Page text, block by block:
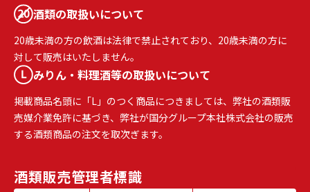
酒類の取扱いについて
20歳未満の方の飲酒は法律で禁止されており、20歳未満の方に
対して販売はいたしません。
みりん・料理酒等の取扱いについて
掲載商品名頭に「L」のつく商品につきましては、弊社の酒類販
売媒介業免許に基づき、弊社が国分グループ本社株式会社の販売
する酒類商品の注文を取次ぎます。
酒類販売管理者標識